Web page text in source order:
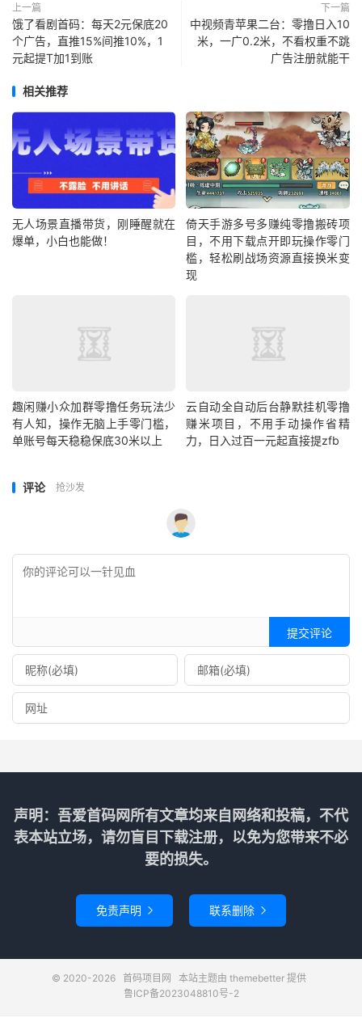
上一篇
饿了看剧首码：每天2元保底20
个广告，直推15%间推10%，1
元起提T加1到账
下一篇
中视频青苹果二台：零撸日入10
米，一广0.2米，不看权重不跳
广告注册就能干
相关推荐
无人场景直播带货，刚睡醒就在
爆单，小白也能做！
倚天手游多号多赚纯零撸搬砖项
目，不用下载点开即玩操作零门
槛，轻松刷战场资源直接换米变
现
趣闲赚小众加群零撸任务玩法少
有人知，操作无脑上手零门槛，
单账号每天稳稳保底30米以上
云自动全自动后台静默挂机零撸
赚米项目，不用手动操作省精
力，日入过百一元起直接提zfb
评论 抢沙发
提交评论
声明：吾爱首码网所有文章均来自网络和投稿，不代
表本站立场，请勿盲目下载注册，以免为您带来不必
要的损失。
免责声明  联系删除 
© 2020-2026 首码项目网 本站主题由 themebetter提供
鲁ICP备2023048810号-2